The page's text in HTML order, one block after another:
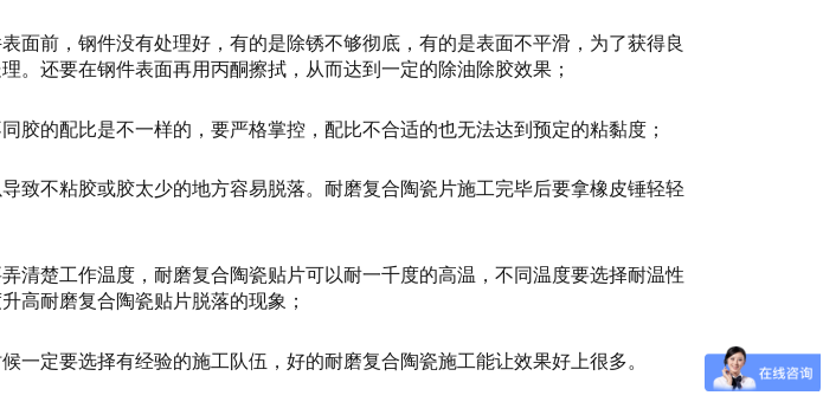
面前，钢件没有处理好，有的是除锈不够彻底，有的是表面不平滑，为了获得良
。还要在钢件表面再用丙酮擦拭，从而达到一定的除油除胶效果；
胶的配比是不一样的，要严格掌控，配比不合适的也无法达到预定的粘黏度；
致不粘胶或胶太少的地方容易脱落。耐磨复合陶瓷片施工完毕后要拿橡皮锤轻轻
清楚工作温度，耐磨复合陶瓷贴片可以耐一千度的高温，不同温度要选择耐温性
高耐磨复合陶瓷贴片脱落的现象；
一定要选择有经验的施工队伍，好的耐磨复合陶瓷施工能让效果好上很多。